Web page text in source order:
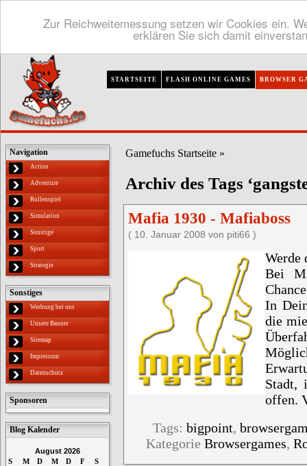
Zur Reichweitemessung setzen wir Cookies ein.
erklären Sie sich damit
STARTSEITE FLASH ONLINE GAMES BROWSER
Navigation
Action
Adventure
Rollenspiel
Simulation
Sonstige
Sport
Strategie
Sonstiges
Werbung bei uns
Unsere Banner
Sitemap
Impressum
Datenschutz
Sponsoren
Blog Kalender
August 2026
S M D M D F S
Gamefuchs Startseite »
Archiv des Tags
Mafia 1930 - Mafiaboss
( 10. Januar 2008 von piti66 )
Werde
Bei
In
die
Stadt,
offen.
Tags: bigpoint,
Kategorie Browsergames,